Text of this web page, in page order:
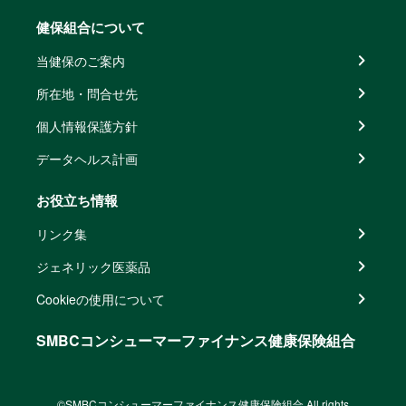
健保組合について
当健保のご案内
所在地・問合せ先
個人情報保護方針
データヘルス計画
お役立ち情報
リンク集
ジェネリック医薬品
Cookieの使用について
SMBCコンシューマーファイナンス健康保険組合